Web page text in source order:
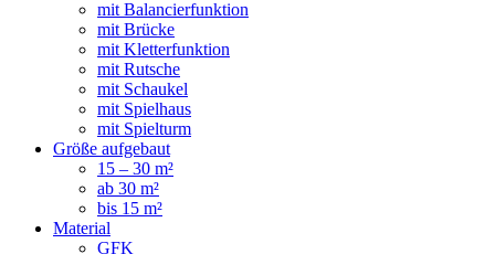
mit Balancierfunktion
mit Brücke
mit Kletterfunktion
mit Rutsche
mit Schaukel
mit Spielhaus
mit Spielturm
Größe aufgebaut
15 – 30 m²
ab 30 m²
bis 15 m²
Material
GFK